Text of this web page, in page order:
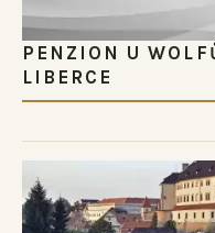
PENZION U
LIBERCE